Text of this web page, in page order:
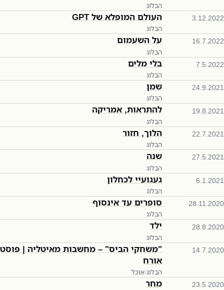
הבלוג
3.12.2022 העולם המופלא של GPT
הבלוג
16.7.2022 על השעמום
הבלוג
7.5.2022 בלי מלים
הבלוג
24.9.2021 שמן
הבלוג
19.8.2021 להתראות, אמריקה
הבלוג
22.7.2021 הלוך, חזור
הבלוג
27.5.2021 שנה
הבלוג
6.1.2021 געגועיי לכחלון
הבלוג
28.11.2020 סופרים עד אינסוף
הבלוג
28.8.2020 ילד
הבלוג
14.7.2020
"משחקי הביס" – מחשבות מאיטליה | פוסט
אורח
הבלוג·אוכל
23.5.2020 מחר